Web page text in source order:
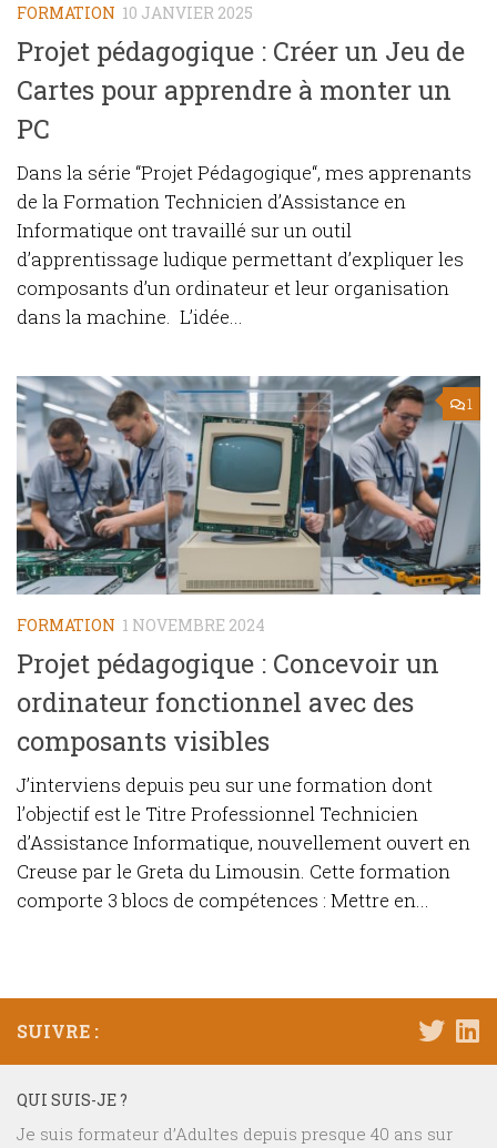
FORMATION 10 JANVIER 2025
Projet pédagogique : Créer un Jeu de
Cartes pour apprendre à monter un
PC
Dans la série “Projet Pédagogique“, mes apprenants
de la Formation Technicien d’Assistance en
Informatique ont travaillé sur un outil
d’apprentissage ludique permettant d’expliquer les
composants d’un ordinateur et leur organisation
dans la machine. L’idée...
1
FORMATION 1 NOVEMBRE 2024
Projet pédagogique : Concevoir un
ordinateur fonctionnel avec des
composants visibles
J’interviens depuis peu sur une formation dont
l’objectif est le Titre Professionnel Technicien
d’Assistance Informatique, nouvellement ouvert en
Creuse par le Greta du Limousin. Cette formation
comporte 3 blocs de compétences : Mettre en...
SUIVRE :
QUI SUIS-JE ?
Je suis formateur d’Adultes depuis presque 40 ans sur